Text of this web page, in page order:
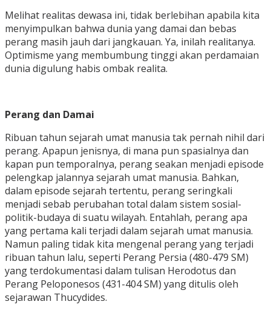
Melihat realitas dewasa ini, tidak berlebihan apabila kita
menyimpulkan bahwa dunia yang damai dan bebas
perang masih jauh dari jangkauan. Ya, inilah realitanya.
Optimisme yang membumbung tinggi akan perdamaian
dunia digulung habis ombak realita.
Perang dan Damai
Ribuan tahun sejarah umat manusia tak pernah nihil dari
perang. Apapun jenisnya, di mana pun spasialnya dan
kapan pun temporalnya, perang seakan menjadi episode
pelengkap jalannya sejarah umat manusia. Bahkan,
dalam episode sejarah tertentu, perang seringkali
menjadi sebab perubahan total dalam sistem sosial-
politik-budaya di suatu wilayah. Entahlah, perang apa
yang pertama kali terjadi dalam sejarah umat manusia.
Namun paling tidak kita mengenal perang yang terjadi
ribuan tahun lalu, seperti Perang Persia (480-479 SM)
yang terdokumentasi dalam tulisan Herodotus dan
Perang Peloponesos (431-404 SM) yang ditulis oleh
sejarawan Thucydides.